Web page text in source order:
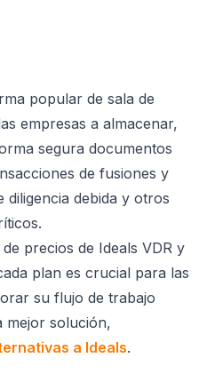
popular de sala de
empresas a almacenar,
segura documentos
de fusiones y
diligencia debida y otros
precios de Ideals VDR y
plan es crucial para las
su flujo de trabajo
mejor solución,
a Ideals.